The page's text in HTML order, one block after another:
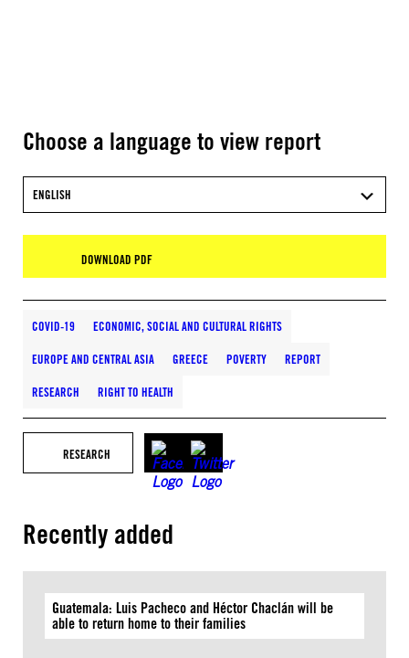
Choose a language to view report
ENGLISH
DOWNLOAD PDF
COVID-19 ECONOMIC, SOCIAL AND CULTURAL RIGHTS
EUROPE AND CENTRAL ASIA GREECE POVERTY REPORT
RESEARCH RIGHT TO HEALTH
RESEARCH
Recently added
Guatemala: Luis Pacheco and Héctor Chaclán will be
able to return home to their families